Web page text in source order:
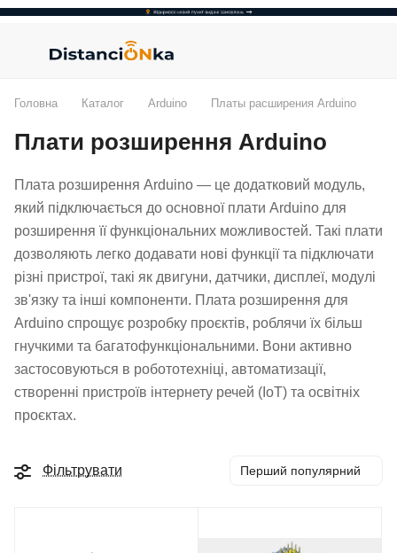
Головна Каталог Arduino Платы расширения Arduino
Плати розширення Arduino
Плата розширення Arduino — це додатковий модуль,
який підключається до основної плати Arduino для
розширення її функціональних можливостей. Такі плати
дозволяють легко додавати нові функції та підключати
різні пристрої, такі як двигуни, датчики, дисплеї, модулі
зв'язку та інші компоненти. Плата розширення для
Arduino спрощує розробку проєктів, роблячи їх більш
гнучкими та багатофункціональними. Вони активно
застосовуються в робототехніці, автоматизації,
створенні пристроїв інтернету речей (IoT) та освітніх
проєктах.
Фільтрувати Перший популярний